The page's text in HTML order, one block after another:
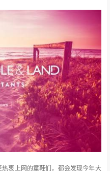
衷上网的童鞋们，都会发现今年大